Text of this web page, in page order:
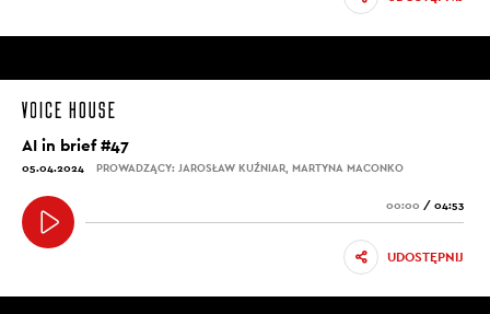
AI in brief #47
05.04.2024 PROWADZĄCY: JAROSŁAW KUŹNIAR, MARTYNA MACONKO
00:00 / 04:53
UDOSTĘPNIJ